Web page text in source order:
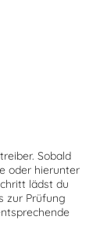
Sobald
oder hierunter
lädst du
zur Prüfung